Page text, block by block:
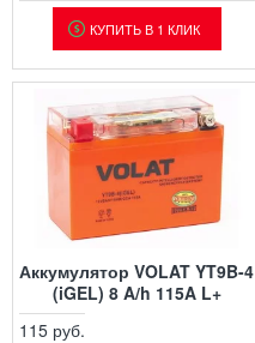
КУПИТЬ В 1 КЛИК
Аккумулятор VOLAT YT9B-4
(iGEL) 8 A/h 115A L+
115 руб.